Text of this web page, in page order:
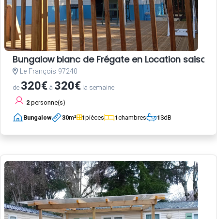
Bungalow blanc de Frégate en Location
Le François 97240
de 320€ à 320€ la semaine
2 personne(s)
Bungalow 30m² 1pièces 1chambres 1SdB